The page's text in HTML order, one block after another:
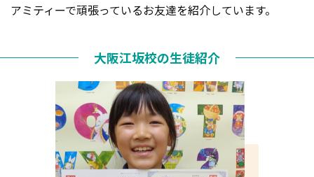
アミティーで頑張っているお友達を紹介しています。
大阪江坂校の生徒紹介